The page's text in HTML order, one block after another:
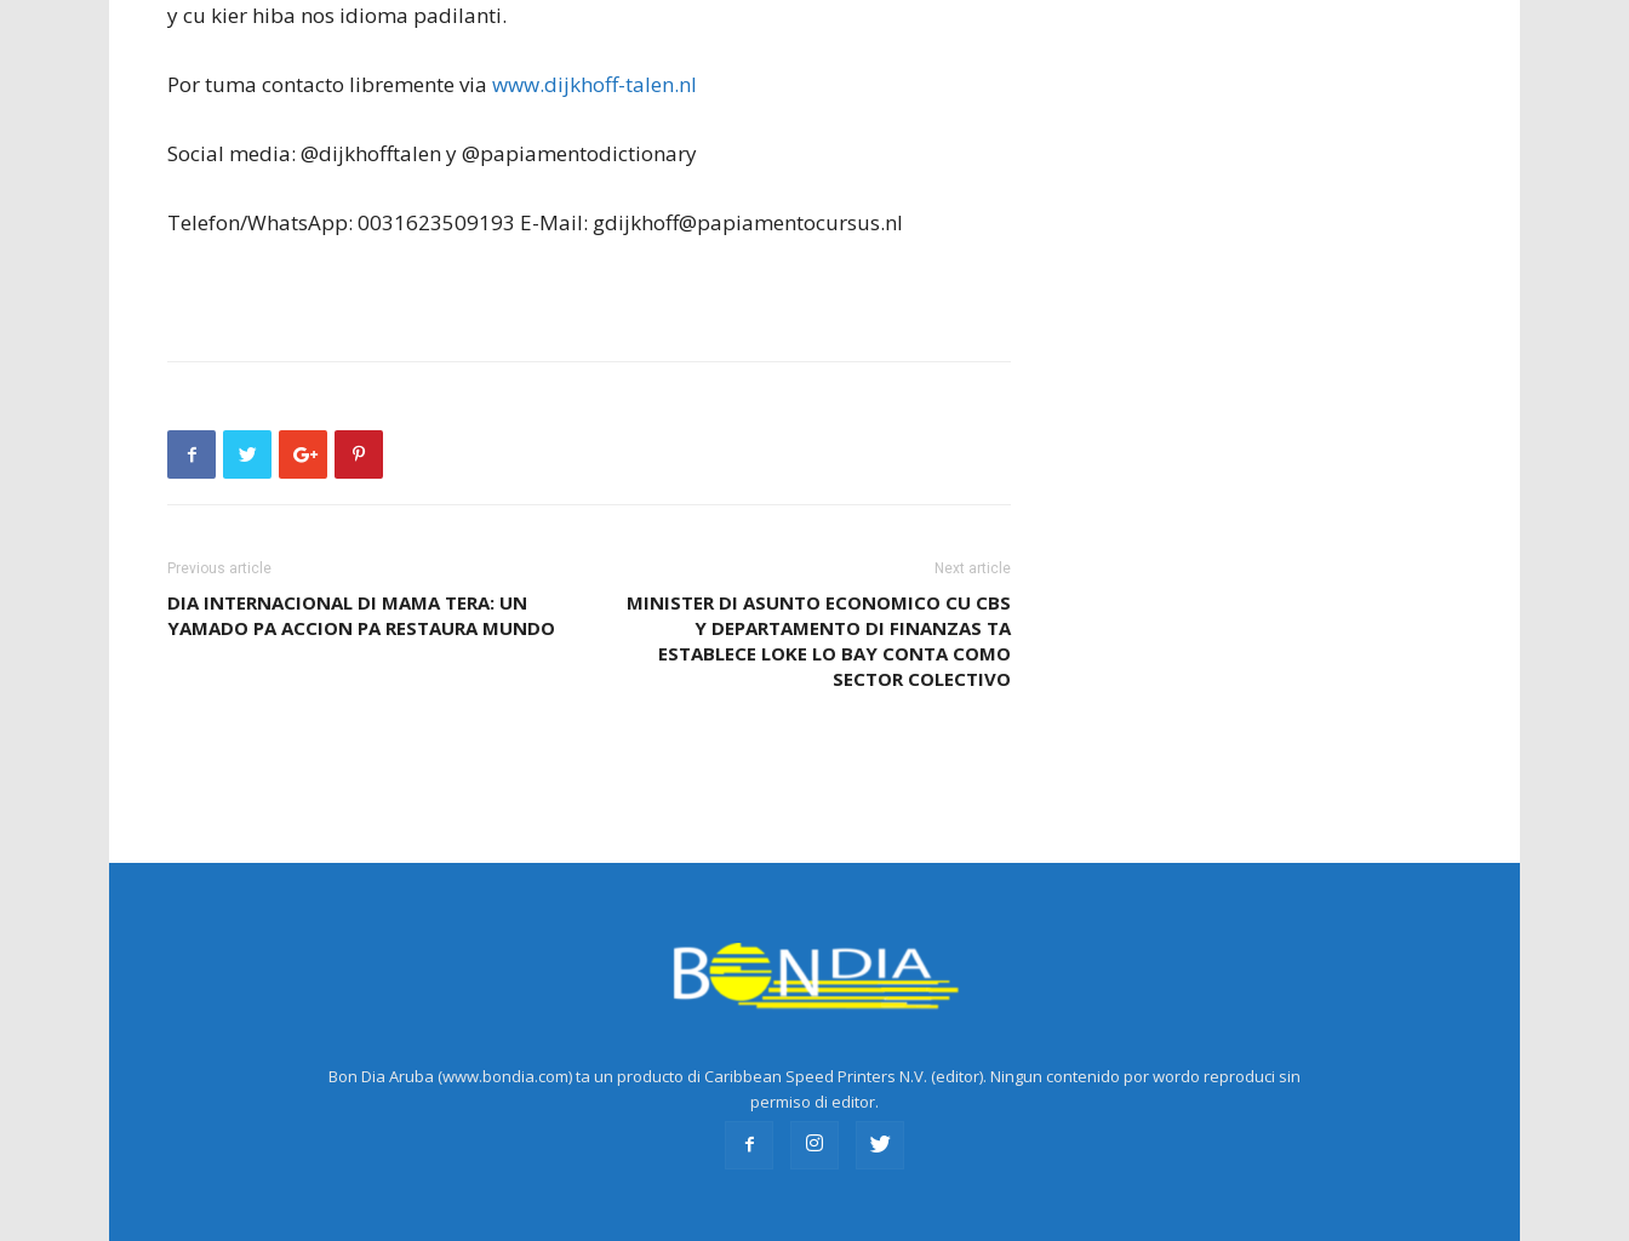
y cu kier hiba nos idioma padilanti.
Por tuma contacto libremente via www.dijkhoff-talen.nl
Social media: @dijkhofftalen y @papiamentodictionary
Telefon/WhatsApp: 0031623509193 E-Mail: gdijkhoff@papiamentocursus.nl
Previous article
DIA INTERNACIONAL DI MAMA TERA: UN
YAMADO PA ACCION PA RESTAURA MUNDO
Next article
MINISTER DI ASUNTO ECONOMICO CU CBS
Y DEPARTAMENTO DI FINANZAS TA
ESTABLECE LOKE LO BAY CONTA COMO
SECTOR COLECTIVO
Bon Dia Aruba (www.bondia.com) ta un producto di Caribbean Speed Printers N.V. (editor). Ningun contenido por wordo reproduci sin
permiso di editor.